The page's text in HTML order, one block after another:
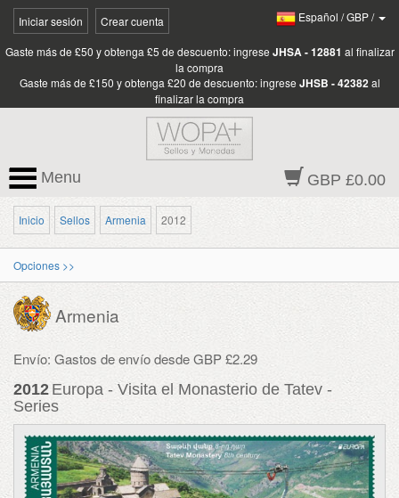
Iniciar sesión Crear cuenta Español /GBP/
Gaste más de £50 y obtenga £5 de descuento: ingrese JHSA - 12881 al finalizar
la compra
Gaste más de £150 y obtenga £20 de descuento: ingrese JHSB - 42382 al
finalizar la compra
GBP £0.00
Menu
Inicio Sellos Armenia 2012
Opciones >>
Armenia
Envío: Gastos de envío desde GBP £2.29
2012 Europa - Visita el Monasterio de Tatev -
Series